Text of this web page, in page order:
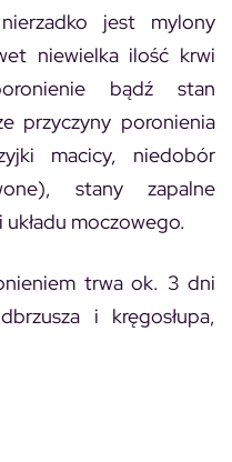
jest mylony
niewielka ilość krwi
bądź stan
przyczyny poronienia
macicy, niedobór
stany zapalne
układu moczowego.
trwa ok. 3 dni
i kręgosłupa,